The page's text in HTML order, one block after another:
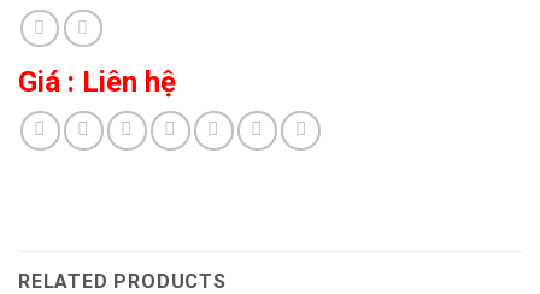
Giá : Liên hệ
RELATED PRODUCTS